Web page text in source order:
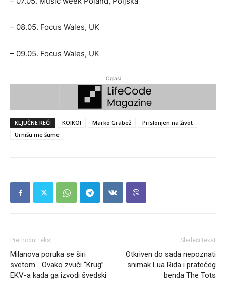
– 08.05. Focus Wales, UK
– 09.05. Focus Wales, UK
Oglasi
KLJUČNE REČI KOIKOI Marko Grabež
Prislonjen na život
Urnišu me šume
Prethodni tekst
Milanova poruka se širi
svetom… Ovako zvuči “Krug”
EKV-a kada ga izvodi švedski
Sledeći tekst
Otkriven do sada nepoznati
snimak Lua Rida i pratećeg
benda The Tots